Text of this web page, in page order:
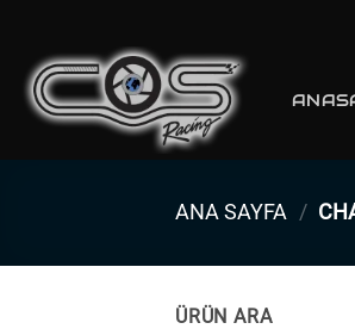
ANA SAYFA /
ÜRÜN ARA